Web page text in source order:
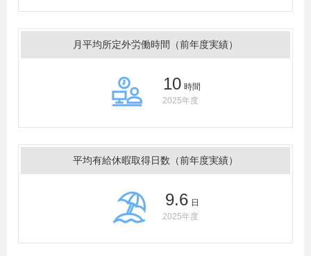
月平均所定外労働時間（前年度実績）
10 時間
2025年度
平均有給休暇取得日数（前年度実績）
9.6 日
2025年度